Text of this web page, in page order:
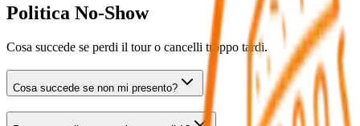
Politica No-Show
Cosa succede se perdi il tour o cancelli troppo tardi.
Cosa succede se non mi presento?